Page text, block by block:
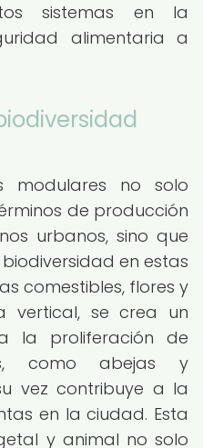
sistemas en la
alimentaria a
modulares no solo
de producción
urbanos, sino que
en estas
comestibles, flores y
vertical, se crea un
la proliferación de
como abejas y
vez contribuye a la
en la ciudad. Esta
y animal no solo